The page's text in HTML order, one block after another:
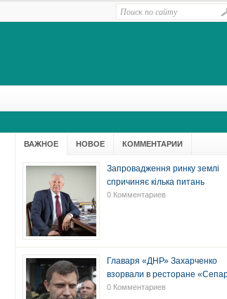
ВАЖНОЕ НОВОЕ КОММЕНТАРИИ
Запровадження ринку землі
спричиняє кілька питань
0 Комментариев
Главаря «ДНР» Захарченко
взорвали в ресторане
0 Комментариев